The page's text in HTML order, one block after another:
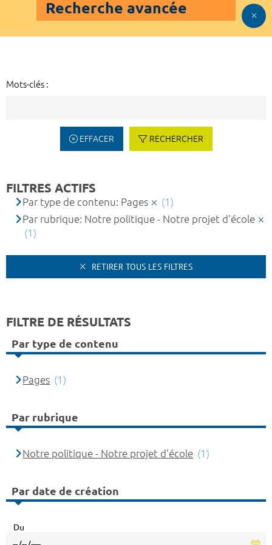
Recherche avancée
Mots-clés :
EFFACER RECHERCHER
FILTRES ACTIFS
Par type de contenu: Pages
(1)
Par rubrique: Notre politique - Notre projet d'école
(1)
RETIRER TOUS LES FILTRES
FILTRE DE RÉSULTATS
Par type de contenu
Pages (1)
Par rubrique
Notre politique - Notre projet d'école (1)
Par date de création
Du